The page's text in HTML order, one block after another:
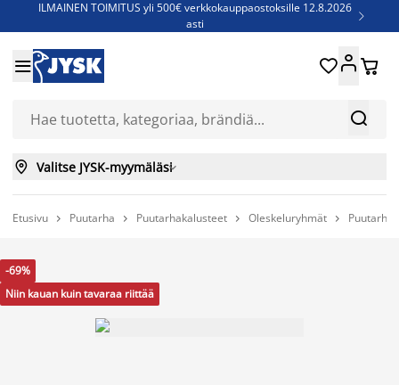
ILMAINEN TOIMITUS yli 500€ verkkokauppaostoksille 12.8.2026
asti

Jenkkisänkyjä - Säästä jopa 60%


 
 Valitse JYSK-myymäläsi
Etusivu  Puutarha  Puutarhakalusteet  Oleskeluryhmät 
-69%
Niin kauan kuin tavaraa riittää